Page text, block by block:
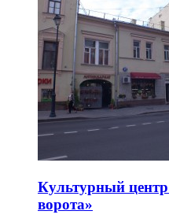
Культурный
ворота»